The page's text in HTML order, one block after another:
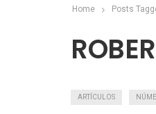
Home Posts
ARTÍCULOS